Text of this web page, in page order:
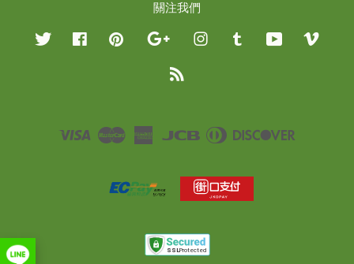
關注我們
Twitter Facebook Pinterest Google InstagramTumblr YouTube
Visa Master
American
JCB
Diners